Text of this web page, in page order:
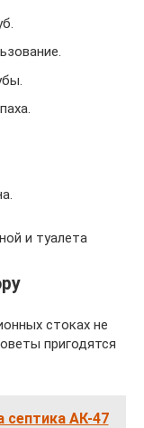
и туалета
стоках не
пригодятся
АК-47